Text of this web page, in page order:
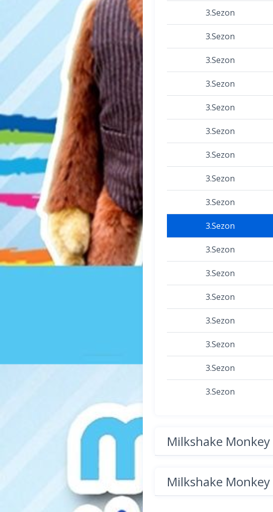
3.Sezon
3.Sezon
3.Sezon
3.Sezon
3.Sezon
3.Sezon
3.Sezon
3.Sezon
3.Sezon
3.Sezon
3.Sezon
3.Sezon
3.Sezon
3.Sezon
3.Sezon
3.Sezon
3.Sezon
Milkshake Monkey
Milkshake Monkey